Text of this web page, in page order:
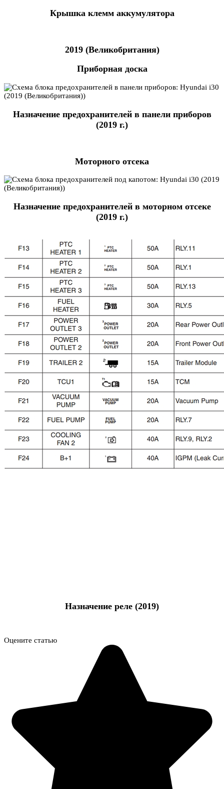
Крышка клемм аккумулятора
2019 (Великобритания)
Приборная доска
Назначение предохранителей в панели приборов
(2019 г.)
Моторного отсека
Назначение предохранителей в моторном отсеке
(2019 г.)
Назначение реле (2019)
Оцените статью